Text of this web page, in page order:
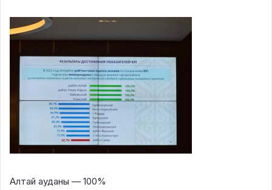
Алтай ауданы — 100%